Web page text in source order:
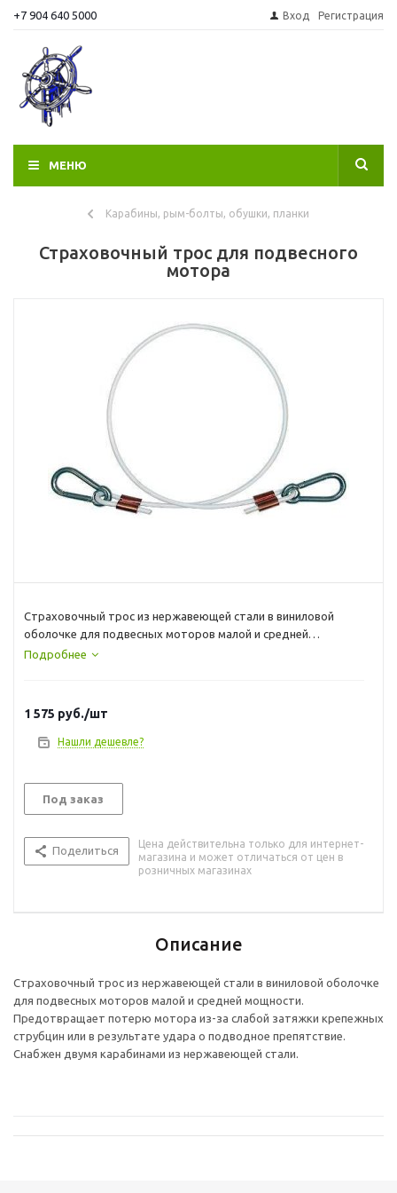
+7 904 640 5000 Вход Регистрация
МЕНЮ
Карабины, рым-болты, обушки, планки
Страховочный трос для подвесного
мотора
Страховочный трос из нержавеющей стали в виниловой
оболочке для подвесных моторов малой и средней
мощности. Предотвращает потерю мотора из-за слабой
нержавеющей стали.
Подробнее
1 575 руб./шт
Нашли дешевле?
Под заказ
Поделиться
Цена действительна только для интернет-
магазина и может отличаться от цен в
розничных магазинах
Описание
Страховочный трос из нержавеющей стали в виниловой оболочке
для подвесных моторов малой и средней мощности.
Предотвращает потерю мотора из-за слабой затяжки крепежных
струбцин или в результате удара о подводное препятствие.
Снабжен двумя карабинами из нержавеющей стали.